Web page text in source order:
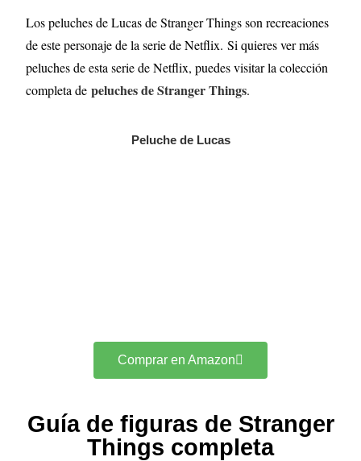
Los peluches de Lucas de Stranger Things son recreaciones
de este personaje de la serie de Netflix.Si quieres ver más
peluches de esta serie de Netflix, puedes visitar la colección
completa depeluches de Stranger Things.
Peluche de Lucas
Comprar en Amazon
Guía de figuras de Stranger
Things completa